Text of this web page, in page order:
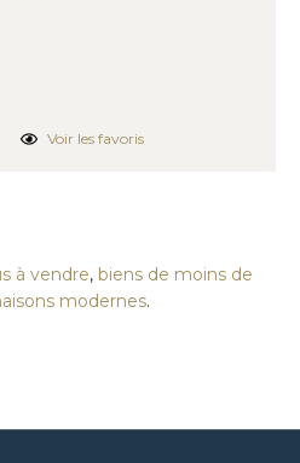
Voir les favoris
à vendre, biens de moins de
modernes.